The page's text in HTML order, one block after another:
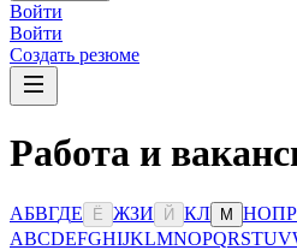
Войти
Войти
Создать резюме
Работа и
АБВГДЕ Ё ЖЗИ Й КЛ М НОПР
ABCDEFGHIJKLMNOPQRSTUV